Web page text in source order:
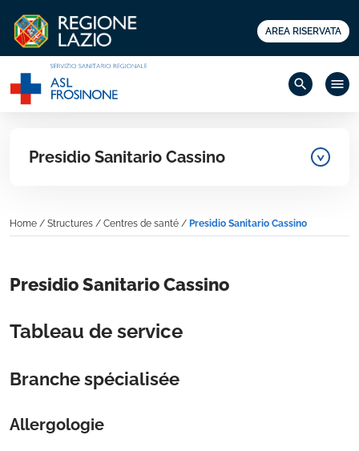
AREA RISERVATA
search menu
Presidio Sanitario Cassino
Home / Structures / Centres de santé / Presidio Sanitario Cassino
Presidio Sanitario Cassino
Tableau de service
Branche spécialisée
Allergologie